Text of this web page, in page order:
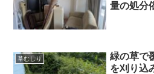
量の処分
草むしり
緑の草で
を刈り込